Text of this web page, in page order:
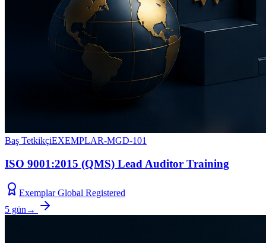
Baş TetkikçiEXEMPLAR-MGD-101
ISO 9001:2015 (QMS) Lead Auditor Training
Exemplar Global Registered
5 gün →